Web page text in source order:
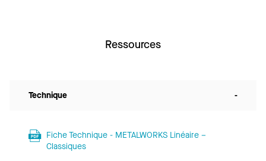
Ressources
Technique -
Fiche Technique - METALWORKS Linéaire –
Classiques